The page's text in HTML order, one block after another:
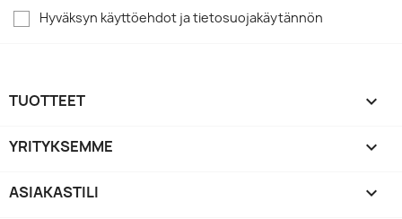
Hyväksyn käyttöehdot ja tietosuojakäytännön
TUOTTEET 
YRITYKSEMME 
ASIAKASTILI 